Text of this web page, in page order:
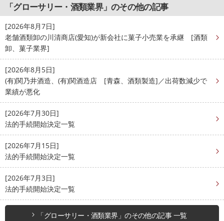
「グローサリー・酒類業界」のその他の記事
[2026年8月7日]
老舗酒類卸の川清商店(愛知)が新会社に菓子小売業を承継 [酒類
卸、菓子業界]
[2026年8月5日]
(有)関乃井酒造、(有)関酒造店 [青森、酒類製造]／出荷数減少で
業績が悪化
[2026年7月30日]
法的手続開始決定一覧
[2026年7月15日]
法的手続開始決定一覧
[2026年7月3日]
法的手続開始決定一覧
「グローサリー・酒類業界」のその他の記事 一覧